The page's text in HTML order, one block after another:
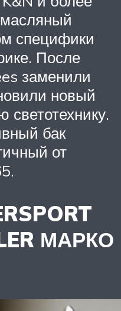
специфики
После
заменили
новый
светотехнику.
бак
от
МАРКО